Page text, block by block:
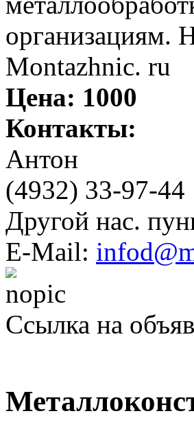
организациям.
Montazhnic. ru
Цена: 1000
Контакты:
Антон
(4932) 33-97-44
Другой нас.
E-Mail:
Ссылка на